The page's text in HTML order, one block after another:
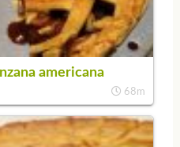
americana
68m